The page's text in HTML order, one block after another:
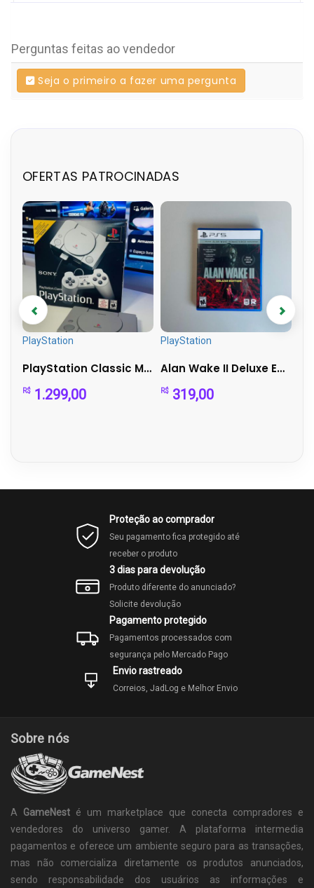
Perguntas feitas ao vendedor
Seja o primeiro a fazer uma pergunta
OFERTAS PATROCINADAS
PlayStation
PlayStation Classic Mini Completo na Caixa + 20 Jogos Cláss...
R$ 1.299,00
PlayStation
Alan Wake II Deluxe Edition – PS5
R$ 319,00
Proteção ao comprador
Seu pagamento fica protegido até
receber o produto
3 dias para devolução
Produto diferente do anunciado?
Solicite devolução
Pagamento protegido
Pagamentos processados com
segurança pelo Mercado Pago
Envio rastreado
Correios, JadLog e Melhor Envio
Sobre nós
A GameNest é um marketplace que conecta compradores e
vendedores do universo gamer. A plataforma intermedia
pagamentos e oferece um ambiente seguro para as transações,
mas não comercializa diretamente os produtos anunciados,
sendo responsabilidade dos usuários as informações e